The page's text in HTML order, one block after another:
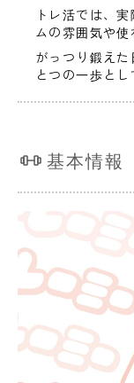
トレ活では、
ムの雰囲気や使
がっつり鍛え
とつの一歩とし
基本情報